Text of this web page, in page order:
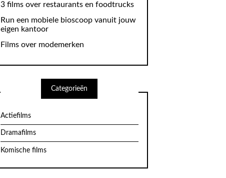
3 films over restaurants en foodtrucks
Run een mobiele bioscoop vanuit jouw
eigen kantoor
Films over modemerken
Categorieën
Actiefilms
Dramafilms
Komische films